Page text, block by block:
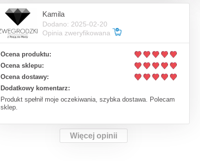
Kamila
Dodano: 2025-02-20
Opinia zweryfikowana
Ocena produktu:
Ocena sklepu:
Ocena dostawy:
Dodatkowy komentarz:
Produkt spełnił moje oczekiwania, szybka dostawa. Polecam
sklep.
Więcej opinii